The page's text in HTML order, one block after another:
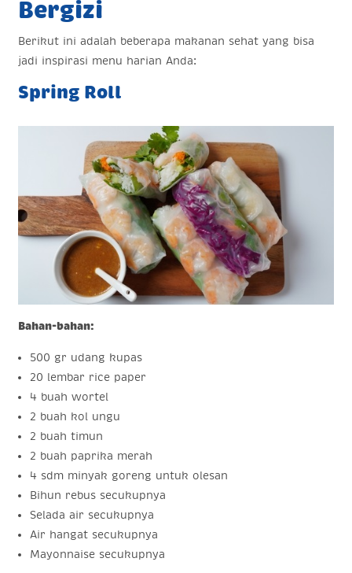
Bergizi
Berikut ini adalah beberapa makanan sehat yang bisa
jadi inspirasi menu harian Anda:
Spring Roll
Bahan-bahan:
500 gr udang kupas
20 lembar rice paper
4 buah wortel
2 buah kol ungu
2 buah timun
2 buah paprika merah
4 sdm minyak goreng untuk olesan
Bihun rebus secukupnya
Selada air secukupnya
Air hangat secukupnya
Mayonnaise secukupnya